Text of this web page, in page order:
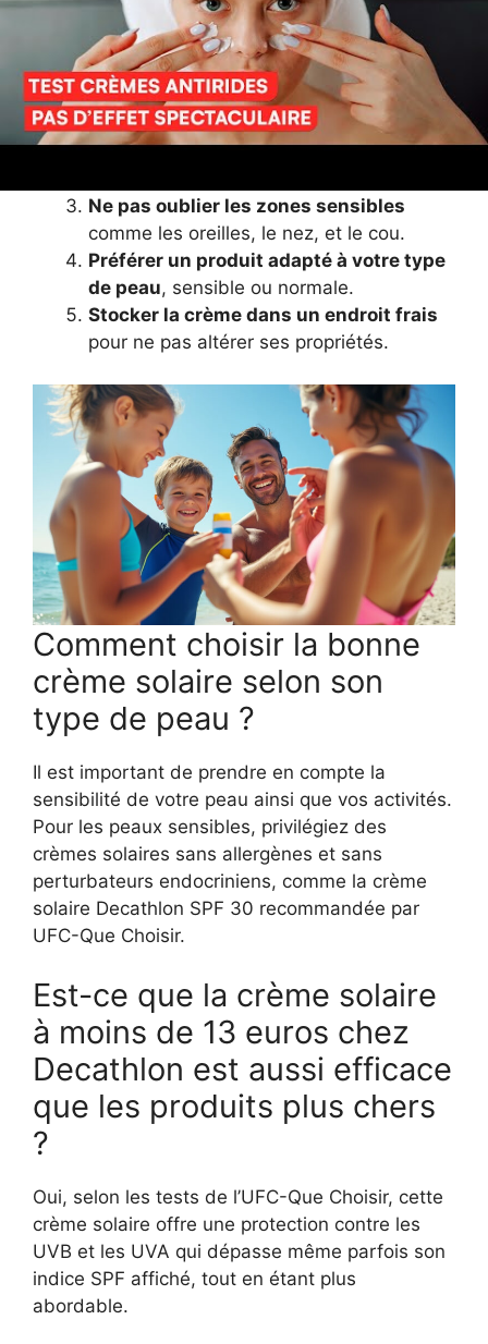
sa crème solaire cet été
Appliquer la crème généreusement
et
uniformément avant l’exposition.
Renouveler l’application toutes les deux
heures, et après chaque baignade ou
Ne pas oublier les zones sensibles
comme les oreilles, le nez, et le cou.
Préférer un produit adapté à votre type
de peau, sensible ou normale.
Stocker la crème dans un endroit frais
pour ne pas altérer ses propriétés.
Comment choisir la bonne
crème solaire selon son
type de peau ?
Il est important de prendre en compte la
sensibilité de votre peau ainsi que vos activités.
Pour les peaux sensibles, privilégiez des
crèmes solaires sans allergènes et sans
perturbateurs endocriniens, comme la crème
solaire Decathlon SPF 30 recommandée par
UFC-Que Choisir.
Est-ce que la crème solaire
à moins de 13 euros chez
Decathlon est aussi efficace
que les produits plus chers
?
Oui, selon les tests de l’UFC-Que Choisir, cette
crème solaire offre une protection contre les
UVB et les UVA qui dépasse même parfois son
indice SPF affiché, tout en étant plus
abordable.